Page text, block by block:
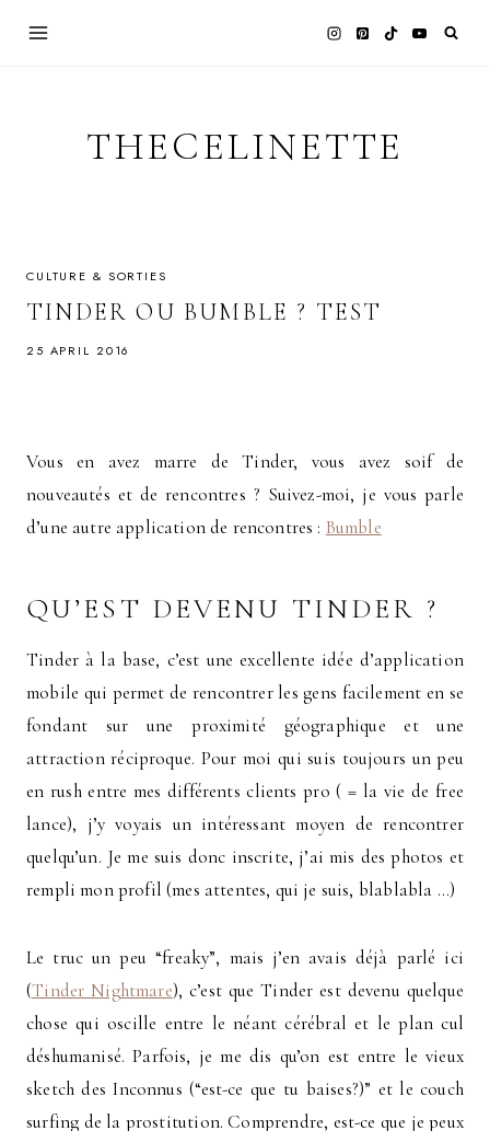
THECELINETTE
CULTURE & SORTIES
TINDER OU BUMBLE ? TEST
25 APRIL 2016
Vous en avez marre de Tinder, vous avez soif de
nouveautés et de rencontres ? Suivez-moi, je vous parle
d’une autre application de rencontres : Bumble
QU’EST DEVENU TINDER ?
Tinder à la base, c’est une excellente idée d’application
mobile qui permet de rencontrer les gens facilement en se
fondant sur une proximité géographique et une
attraction réciproque. Pour moi qui suis toujours un peu
en rush entre mes différents clients pro ( = la vie de free
lance), j’y voyais un intéressant moyen de rencontrer
quelqu’un. Je me suis donc inscrite, j’ai mis des photos et
rempli mon profil (mes attentes, qui je suis, blablabla …)
Le truc un peu “freaky”, mais j’en avais déjà parlé ici
(Tinder Nightmare), c’est que Tinder est devenu quelque
chose qui oscille entre le néant cérébral et le plan cul
déshumanisé. Parfois, je me dis qu’on est entre le vieux
sketch des Inconnus (“est-ce que tu baises?)” et le couch
surfing de la prostitution. Comprendre, est-ce que je peux